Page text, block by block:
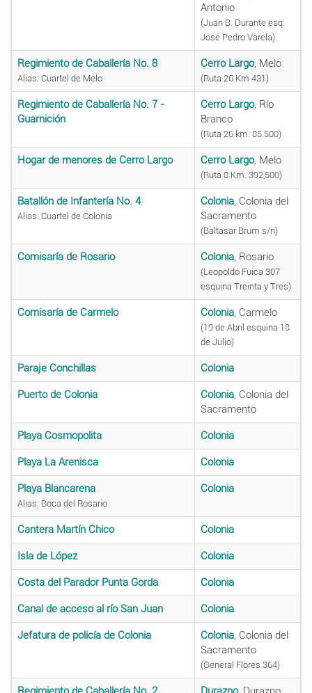
Antonio
(Juan B. Durante esq.
José Pedro Varela)
Regimiento de Caballería No. 8
Alias: Cuartel de Melo
Cerro Largo, Melo
(Ruta 26 Km 431)
Regimiento de Caballería No. 7 -
Guarnición
Cerro Largo, Río
Branco
(Ruta 26 km. 85.500)
Hogar de menores de Cerro Largo Cerro Largo, Melo
(Ruta 8 Km. 392,500)
Batallón de Infantería No. 4
Alias: Cuartel de Colonia
Colonia, Colonia del
Sacramento
(Baltasar Brum s/n)
Comisaría de Rosario Colonia, Rosario
(Leopoldo Fuica 307
esquina Treinta y Tres)
Comisaría de Carmelo Colonia, Carmelo
(19 de Abril esquina 18
de Julio)
Paraje Conchillas Colonia
Puerto de Colonia Colonia, Colonia del
Sacramento
Playa Cosmopolita Colonia
Playa La Arenisca Colonia
Playa Blancarena
Alias: Boca del Rosario
Colonia
Cantera Martín Chico Colonia
Isla de López Colonia
Costa del Parador Punta Gorda Colonia
Canal de acceso al río San Juan Colonia
Jefatura de policía de Colonia Colonia, Colonia del
Sacramento
(General Flores 364)